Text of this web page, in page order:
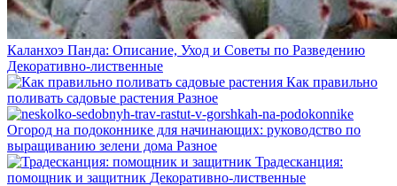
Каланхоэ Панда: Описание, Уход и Советы по Разведению
Декоративно-лиственные
Как правильно
поливать садовые растения Разное
Огород на подоконнике для начинающих: руководство по
выращиванию зелени дома Разное
Традесканция:
помощник и защитник Декоративно-лиственные